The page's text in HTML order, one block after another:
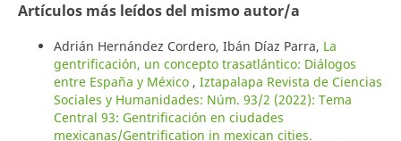
Artículos más leídos del mismo autor/a
Adrián Hernández Cordero, Ibán Díaz Parra, La
gentrificación, un concepto trasatlántico: Diálogos
entre España y México , Iztapalapa Revista de Ciencias
Sociales y Humanidades: Núm. 93/2 (2022): Tema
Central 93: Gentrificación en ciudades
mexicanas/Gentrification in mexican cities.